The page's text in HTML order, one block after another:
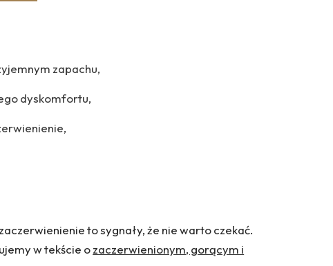
zapachu,
dyskomfortu,
to sygnały, że nie warto czekać.
w tekście ozaczerwienionym, gorącym i